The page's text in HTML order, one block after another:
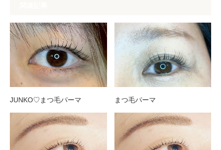
JUNKO♡まつ毛パーマ まつ毛パーマ